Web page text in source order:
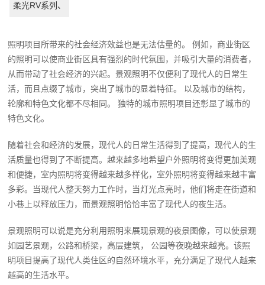
柔光RV系列、
照明项目所带来的社会经济效益也是无法估量的。 例如，商业街区
的照明可以使商业街区具有强烈的时代氛围，并吸引大量的消费者，
从而带动了社会经济的兴起。景观照明不仅便利了现代人的日常生
活，而且点缀了城市，突出了城市的显着特征。 以及城市的结构，
轮廓和特色文化都不尽相同。 独特的城市照明项目还彰显了城市的
特色文化。
随着社会和经济的发展，现代人的日常生活得到了提高，现代人的生
活质量也得到了不断提高。越来越多地希望户外照明将变得更加美观
和便捷，室内照明将变得越来越多样化，室外照明将变得越来越丰富
多彩。当现代人整天努力工作时，当灯光点亮时，他们将走在街道和
小巷上以释放压力，而景观照明恰恰丰富了现代人的夜生活。
景观照明可以说是充分利用照明来展现景观的夜景图像，可以使景观
如园艺景观，公路和桥梁，高层建筑， 公园等夜晚越来越亮。该照
明项目提高了现代人类住区的自然环境水平，充分满足了现代人越来
越高的生活水平。